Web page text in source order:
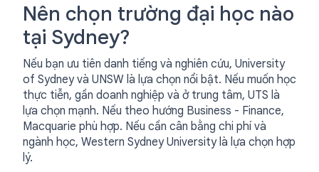
Nên chọn trường đại học nào
tại Sydney?
Nếu bạn ưu tiên danh tiếng và nghiên cứu, University
of Sydney và UNSW là lựa chọn nổi bật. Nếu muốn học
thực tiễn, gần doanh nghiệp và ở trung tâm, UTS là
lựa chọn mạnh. Nếu theo hướng Business - Finance,
Macquarie phù hợp. Nếu cần cân bằng chi phí và
ngành học, Western Sydney University là lựa chọn hợp
lý.